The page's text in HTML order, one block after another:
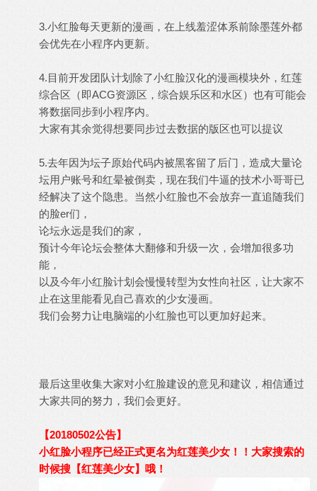
3.小红脸每天更新的漫画，在上线羞涩体系前除墨莲外都
会优先在小程序内更新。
4.目前开发团队计划除了小红脸汉化的漫画模块外，红莲
综合区（即ACG资源区，综合娱乐区和水区）也有可能会
将数据同步到小程序内。
大家有其余觉得想要同步过去数据的版区也可以提议
5.去年因为坛子原始代码内被黑客留了后门，造成大量论
坛用户账号和红晕被倒卖，现在我们牛逼的技术小哥哥已
经解决了这个隐患。当然小红脸也不会放弃一直追随我们
的脸er们，
论坛永远是我们的家，
预计今年论坛会整体大翻修和升级一次，会增加很多功
能，
以及今年小红脸计划会慢慢转型为女性向社区，让大家不
止在这里能看见自己喜欢的少女漫画。
我们会努力让电脑端的小红脸也可以更加好起来。
最后这里收集大家对小红脸建设的意见和建议，相信通过
大家共同的努力，我们会更好。
【20180502公告】
小红脸小程序已经正式更名为红莲美少女！！大家搜索的
时候搜【红莲美少女】哦！